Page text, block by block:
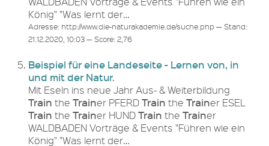
König" "Was lernt der…
Adresse: http://www.die-naturakademie.de/suche.php — Stand:
21.12.2020, 10:03 — Score: 2,76
Beispiel für eine Landeseite - Lernen von, in
und mit der Natur.
Mit Eseln ins neue Jahr Aus- & Weiterbildung
Train the Trainer PFERDTrain the Trainer ESEL
Train the Trainer HUNDTrain the Trainer
WALDBADEN Vorträge & Events "Führen wie ein
König" "Was lernt der…